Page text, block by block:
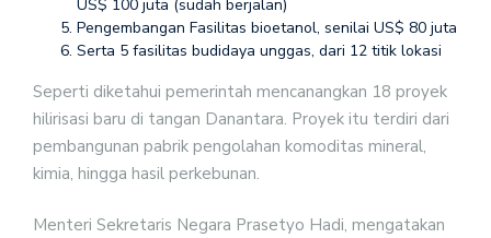
US$ 100 juta (sudah berjalan)
Pengembangan Fasilitas bioetanol, senilai US$ 80 juta
Serta 5 fasilitas budidaya unggas, dari 12 titik lokasi
Seperti diketahui pemerintah mencanangkan 18 proyek
hilirisasi baru di tangan Danantara. Proyek itu terdiri dari
pembangunan pabrik pengolahan komoditas mineral,
kimia, hingga hasil perkebunan.
Menteri Sekretaris Negara Prasetyo Hadi, mengatakan